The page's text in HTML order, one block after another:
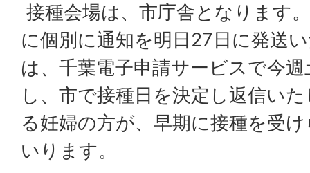
接種会場は、市庁舎となります
に個別に通知を明日27日に発送
は、千葉電子申請サービスで今
し、市で接種日を決定し返信い
る妊婦の方が、早期に接種を受
いります。